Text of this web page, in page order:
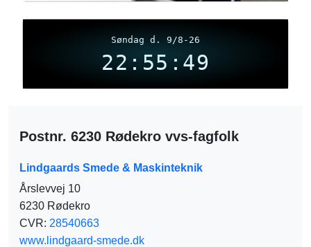
Søndag d. 9/8-26
22:55:50
Postnr. 6230 Rødekro vvs-fagfolk
Lindgaards Smede & Maskinteknik
Årslevvej 10
6230 Rødekro
CVR: 28540663
www.lindgaard-smede.dk